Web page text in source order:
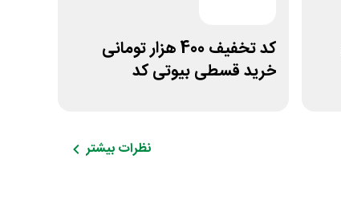
کد تخفیف 400 هزار تومانی
خرید قسطی بیوتی کد
نظرات بیشتر